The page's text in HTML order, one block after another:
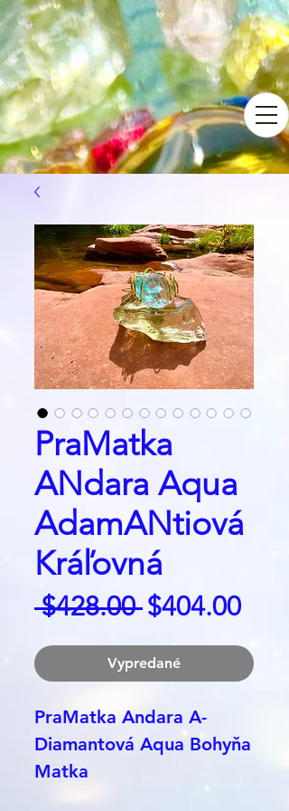
PraMatka
ANdara Aqua
AdamANtiová
Kráľovná
$428.00 Regular
Price
$404.00Sale
Price
Vypredané
PraMatka Andara A-
Diamantová Aqua Bohyňa
Matka